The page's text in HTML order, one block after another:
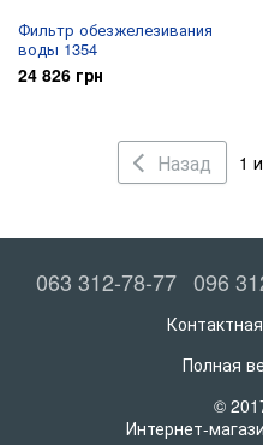
Фильтр обезжелезивания
воды 1354
24 826 грн
Назад 1
063 312-78-77 096
Полная
©
Интернет-